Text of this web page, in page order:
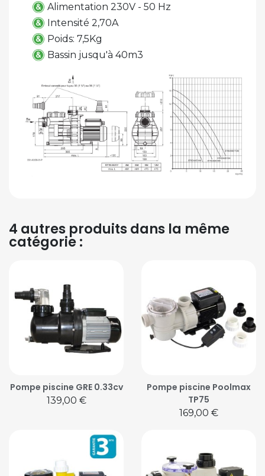
Alimentation 230V - 50 Hz
Intensité 2,70A
Poids: 7,5Kg
Bassin jusqu'à 40m3
4 autres produits dans la même
catégorie :
Pompe piscine GRE 0.33cv
Prix
139,00 €
Pompe piscine Poolmax
TP75
Prix
169,00 €